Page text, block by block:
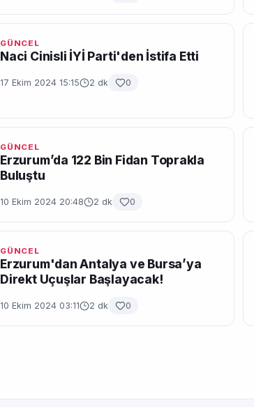
GÜNCEL
Naci Cinisli İYİ Parti'den İstifa Etti
17 Ekim 2024 15:15 2 dk 0
GÜNCEL
Erzurum’da 122 Bin Fidan Toprakla
Buluştu
10 Ekim 2024 20:48 2 dk 0
GÜNCEL
Erzurum'dan Antalya ve Bursa’ya
Direkt Uçuşlar Başlayacak!
10 Ekim 2024 03:11 2 dk 0